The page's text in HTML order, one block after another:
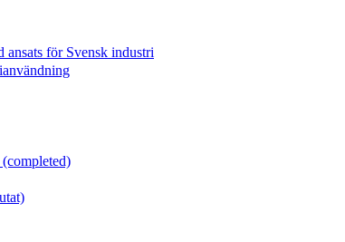
för Svensk industri